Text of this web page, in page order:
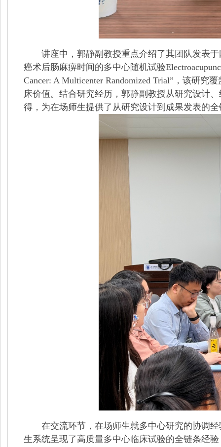
讲座中，郭静副教授重点介绍了其团队发表
癌术后肠麻痹时间的多中心随机试验
Cancer: A Multicenter Randomized Trial”，该研
床价值。结合研究经历，郭静副教授从研究设计
得，为在场师生提供了从研究设计到成果发表的
在交流环节，在场师生就多中心研究的协调
生系统呈现了高质量多中心临床试验的全链条经